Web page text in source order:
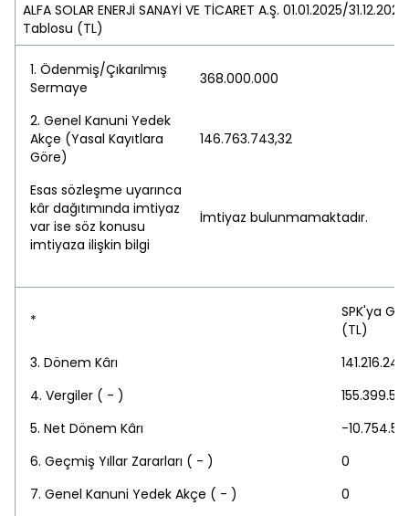
ALFA SOLAR ENERJİ SANAYİ VE TİCARET A.Ş. 01.01.2025/
Tablosu (TL)
1. Ödenmiş/Çıkarılmış
Sermaye
368.000.000
2. Genel Kanuni Yedek
Akçe (Yasal Kayıtlara
Göre)
146.763.743,32
Esas sözleşme uyarınca
kâr dağıtımında imtiyaz
var ise söz konusu
imtiyaza ilişkin bilgi
İmtiyaz bulunmamaktadır.
*
SPK'ya
(TL)
3. Dönem Kârı
141.216.246
4. Vergiler ( - )
155.399.521
5. Net Dönem Kârı
-10.754.513
6. Geçmiş Yıllar Zararları ( - )
0
7. Genel Kanuni Yedek Akçe ( - )
0